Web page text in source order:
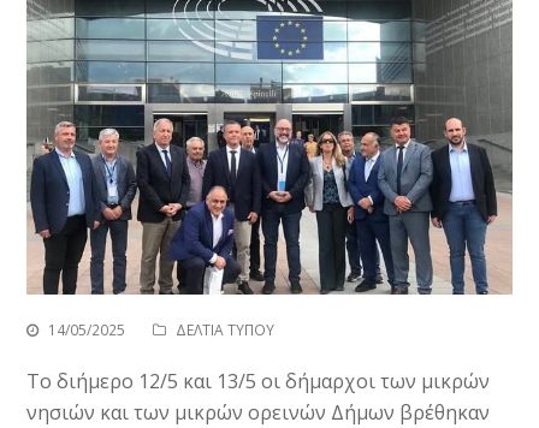
14/05/2025 ΔΕΛΤΙΑ ΤΥΠΟΥ
Το διήμερο 12/5 και 13/5 οι δήμαρχοι των μικρών
νησιών και των μικρών ορεινών Δήμων βρέθηκαν